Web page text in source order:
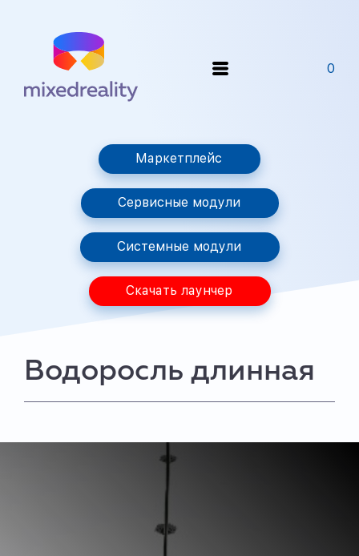
0
Маркетплейс
Сервисные модули
Системные модули
Скачать лаунчер
Водоросль длинная